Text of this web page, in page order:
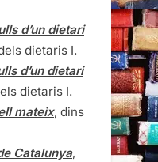
d’un dietari
dietaris I.
d’un dietari
dietaris I.
mateix, dins
Catalunya,